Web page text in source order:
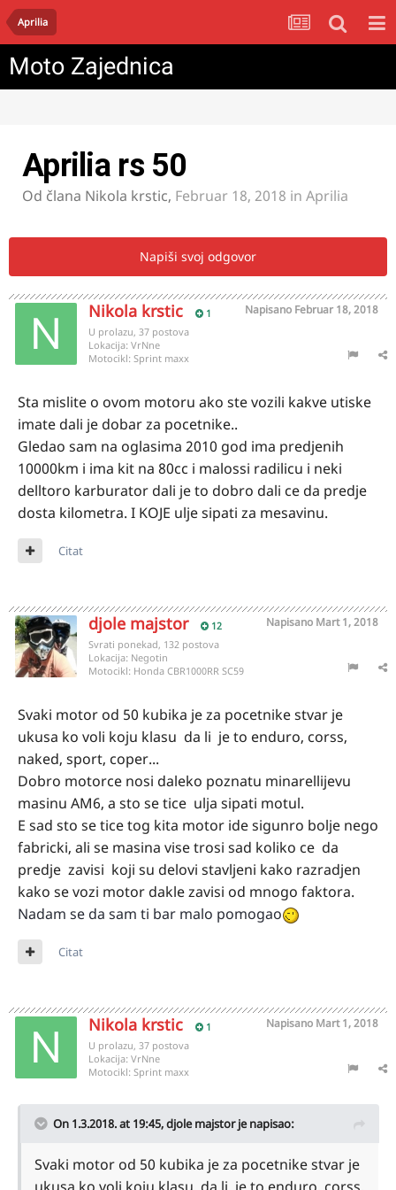
Aprilia
Moto Zajednica
Aprilia rs 50
Od člana Nikola krstic, Februar 18, 2018 in Aprilia
Napiši svoj odgovor
Nikola krstic 1 Napisano Februar 18, 2018
U prolazu, 37 postova
Lokacija: VrNne
Motocikl: Sprint maxx
Sta mislite o ovom motoru ako ste vozili kakve utiske
imate dali je dobar za pocetnike..
Gledao sam na oglasima 2010 god ima predjenih
10000km i ima kit na 80cc i malossi radilicu i neki
delltoro karburator dali je to dobro dali ce da predje
dosta kilometra. I KOJE ulje sipati za mesavinu.
Citat
djole majstor 12 Napisano Mart 1, 2018
Svrati ponekad, 132 postova
Lokacija: Negotin
Motocikl: Honda CBR1000RR SC59
Svaki motor od 50 kubika je za pocetnike stvar je
ukusa ko voli koju klasu da li je to enduro, corss,
naked, sport, coper...
Dobro motorce nosi daleko poznatu minarellijevu
masinu AM6, a sto se tice ulja sipati motul.
E sad sto se tice tog kita motor ide sigunro bolje nego
fabricki, ali se masina vise trosi sad koliko ce da
predje zavisi koji su delovi stavljeni kako razradjen
kako se vozi motor dakle zavisi od mnogo faktora.
Nadam se da sam ti bar malo pomogao
Citat
Nikola krstic 1 Napisano Mart 1, 2018
U prolazu, 37 postova
Lokacija: VrNne
Motocikl: Sprint maxx
On 1.3.2018. at 19:45,djole majstorje napisao:
Svaki motor od 50 kubika je za pocetnike stvar je